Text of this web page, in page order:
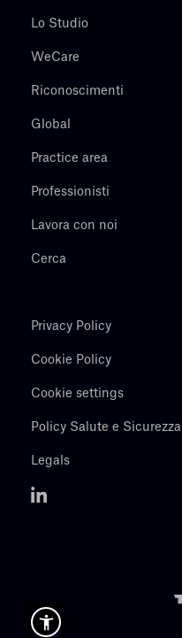
Lo Studio
WeCare
Riconoscimenti
Global
Practice area
Professionisti
Lavora con noi
Cerca
Privacy Policy
Cookie Policy
Cookie settings
Policy Salute e Sicurezza
Legals